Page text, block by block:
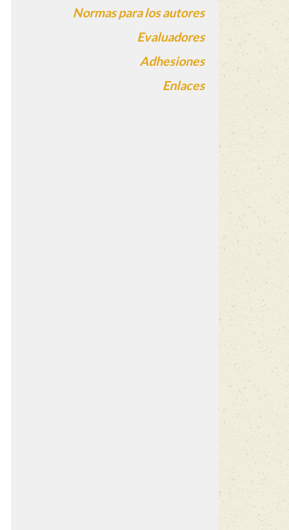
Normas para los autores
Evaluadores
Adhesiones
Enlaces